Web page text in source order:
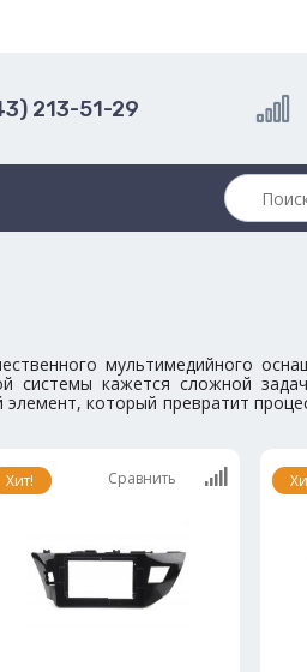
213-51-29
мультимедийного
системы кажется сложной
который превратит
Хит! Сравнить